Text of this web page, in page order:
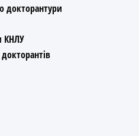
докторантури
КНЛУ